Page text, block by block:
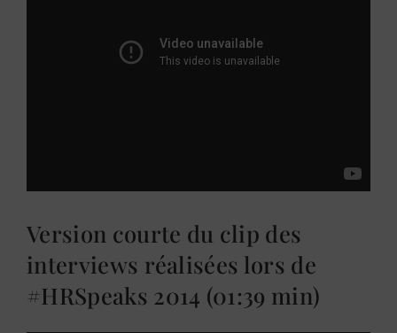
Version courte du clip des
interviews réalisées lors de
#HRSpeaks 2014 (01:39 min)